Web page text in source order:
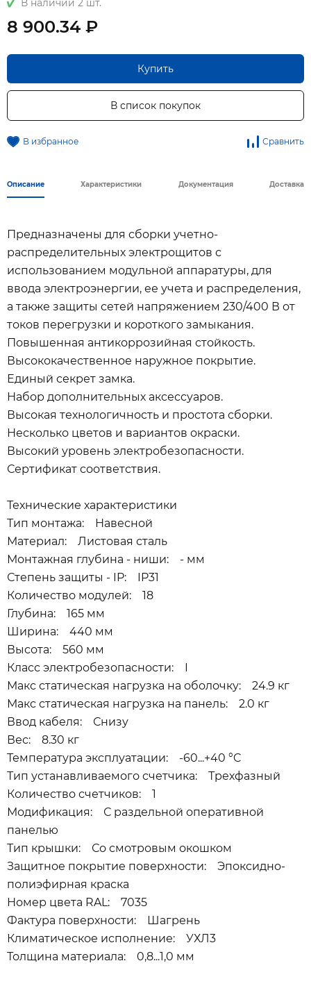
В наличии 2 шт.
8 900.34 ₽
Купить
В список покупок
В избранное Сравнить
Описание Характеристики Документация Доставка
Предназначены для сборки учетно-
распределительных электрощитов с
использованием модульной аппаратуры, для
ввода электроэнергии, ее учета и распределения,
а также защиты сетей напряжением 230/400 В от
токов перегрузки и короткого замыкания.
Повышенная антикоррозийная стойкость.
Высококачественное наружное покрытие.
Единый секрет замка.
Набор дополнительных аксессуаров.
Высокая технологичность и простота сборки.
Несколько цветов и вариантов окраски.
Высокий уровень электробезопасности.
Сертификат соответствия.
Технические характеристики
Тип монтажа: Навесной
Материал: Листовая сталь
Монтажная глубина - ниши: - мм
Степень защиты - IP: IP31
Количество модулей: 18
Глубина: 165 мм
Ширина: 440 мм
Высота: 560 мм
Класс электробезопасности: I
Макс статическая нагрузка на оболочку: 24.9 кг
Макс статическая нагрузка на панель: 2.0 кг
Ввод кабеля: Снизу
Вес: 8.30 кг
Температура эксплуатации: -60...+40 °C
Тип устанавливаемого счетчика: Трехфазный
Количество счетчиков: 1
Модификация: С раздельной оперативной
панелью
Тип крышки: Со смотровым окошком
Защитное покрытие поверхности: Эпоксидно-
полиэфирная краска
Номер цвета RAL: 7035
Фактура поверхности: Шагрень
Климатическое исполнение: УХЛ3
Толщина материала: 0,8...1,0 мм